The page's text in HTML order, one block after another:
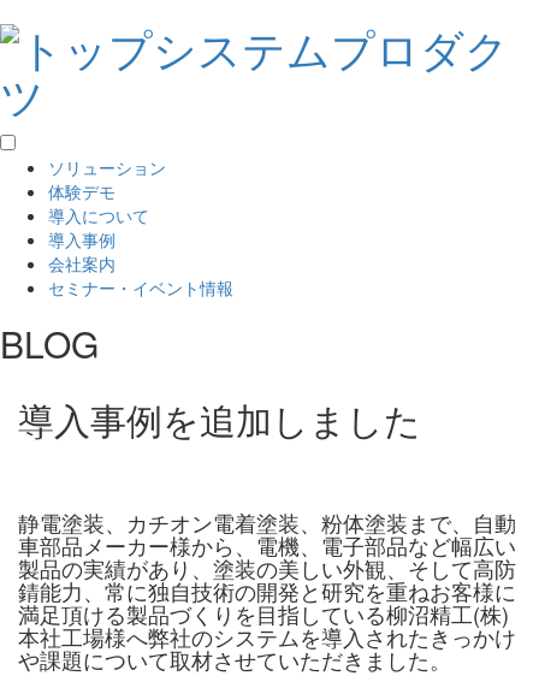
ソリューション
体験デモ
導入について
導入事例
会社案内
セミナー・イベント情報
BLOG
導入事例を追加しました
静電塗装、カチオン電着塗装、粉体塗装まで、自動
車部品メーカー様から、電機、電子部品など幅広い
製品の実績があり、塗装の美しい外観、そして高防
錆能力、常に独自技術の開発と研究を重ねお客様に
満足頂ける製品づくりを目指している柳沼精工(株)
本社工場様へ弊社のシステムを導入されたきっかけ
や課題について取材させていただきました。